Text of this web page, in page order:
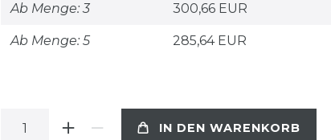
Ab Menge: 3 300,66 EUR
Ab Menge: 5 285,64 EUR
IN DEN WARENKORB